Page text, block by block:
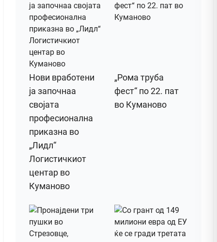
Нови вработени
ја започнаа
својата
професионална
приказна во
„Лидл“
Логистичкиот
центар во
Куманово
„Рома труба
фест“ по 22. пат
во Куманово